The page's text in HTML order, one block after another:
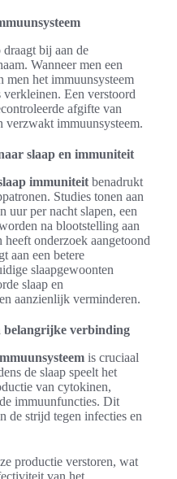
bij aan de
Wanneer men een
men het immuunsysteem
verkleinen. Een verstoord
afgifte van
verzwakt immuunsysteem.
slaap en immuniteit
immuniteit benadrukt
Studies tonen aan
uur per nacht slapen, een
na blootstelling aan
onderzoek aangetoond
aan een betere
slaapgewoonten
slaap en
aanzienlijk verminderen.
belangrijke verbinding
is cruciaal
de slaap speelt het
van cytokinen,
immuunfuncties. Dit
de strijd tegen infecties en
productie verstoren, wat